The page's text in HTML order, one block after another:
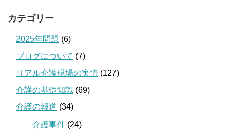
カテゴリー
2025年問題 (6)
ブログについて (7)
リアル介護現場の実情 (127)
介護の基礎知識 (69)
介護の報道 (34)
介護事件 (24)